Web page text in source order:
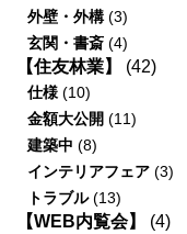
外壁・外構(3)
玄関・書斎 (4)
【住友林業】 (42)
仕様 (10)
金額大公開 (11)
建築中 (8)
インテリアフェア (3)
トラブル(13)
【WEB内覧会】
(4)